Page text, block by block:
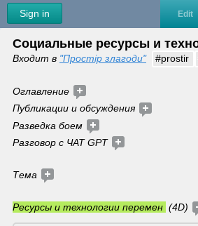
Sign in Edit
Социальные ресурсы и
Входит в "Простір злагоди" #prostir
Оглавление
Публикации и обсуждения
Разведка боем
Разговор с ЧАТ GPT
Тема
Ресурсы и технологии перемен (4D)